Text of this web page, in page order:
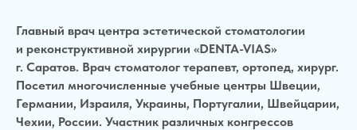
Главный врач центра эстетической стоматологии
и реконструктивной хирургии «DENTA-VIAS»
г. Саратов. Врач стоматолог терапевт, ортопед, хирург.
Посетил многочисленные учебные центры Швеции,
Германии, Израиля, Украины, Португалии, Швейцарии,
Чехии, России. Участник различных конгрессов